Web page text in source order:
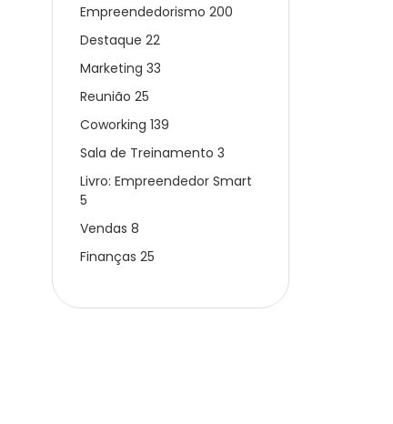
Empreendedorismo 200
Destaque 22
Marketing 33
Reunião 25
Coworking 139
Sala de Treinamento 3
Livro: Empreendedor Smart
5
Vendas 8
Finanças 25